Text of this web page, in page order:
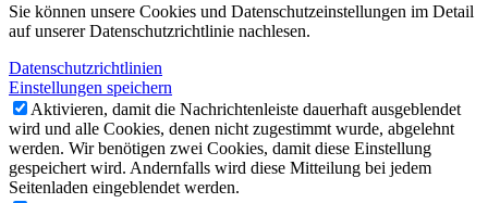
Sie können unsere Cookies und Datenschutzeinstellungen im Detail
auf unserer Datenschutzrichtlinie nachlesen.
Datenschutzrichtlinien
Einstellungen speichern
Aktivieren, damit die Nachrichtenleiste dauerhaft ausgeblendet
wird und alle Cookies, denen nicht zugestimmt wurde, abgelehnt
werden. Wir benötigen zwei Cookies, damit diese Einstellung
gespeichert wird. Andernfalls wird diese Mitteilung bei jedem
Seitenladen eingeblendet werden.